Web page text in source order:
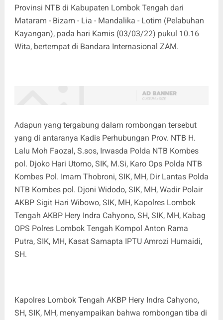
Provinsi NTB di Kabupaten Lombok Tengah dari
Mataram - Bizam - Lia - Mandalika - Lotim (Pelabuhan
Kayangan), pada hari Kamis (03/03/22) pukul 10.16
Wita, bertempat di Bandara Internasional ZAM.
Adapun yang tergabung dalam rombongan tersebut
yang di antaranya Kadis Perhubungan Prov. NTB H.
Lalu Moh Faozal, S.sos, Irwasda Polda NTB Kombes
pol. Djoko Hari Utomo, SIK, M.Si, Karo Ops Polda NTB
Kombes Pol. Imam Thobroni, SIK, MH, Dir Lantas Polda
NTB Kombes pol. Djoni Widodo, SIK, MH, Wadir Polair
AKBP Sigit Hari Wibowo, SIK, MH, Kapolres Lombok
Tengah AKBP Hery Indra Cahyono, SH, SIK, MH, Kabag
OPS Polres Lombok Tengah Kompol Anton Rama
Putra, SIK, MH, Kasat Samapta IPTU Amrozi Humaidi,
SH.
Kapolres Lombok Tengah AKBP Hery Indra Cahyono,
SH, SIK, MH, menyampaikan bahwa rombongan tiba di